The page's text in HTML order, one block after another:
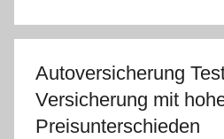
Autoversicherung
Versicherung mit
Preisunterschieden